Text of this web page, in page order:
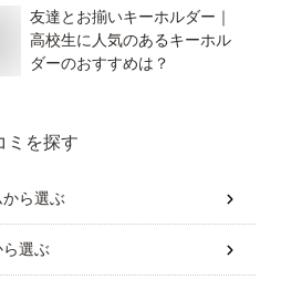
友達とお揃いキーホルダー｜
高校生に人気のあるキーホル
ダーのおすすめは？
ミを探す
から選ぶ
ら選ぶ